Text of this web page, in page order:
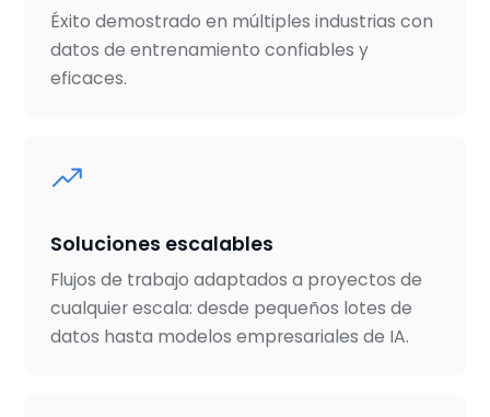
Éxito demostrado en múltiples industrias con
datos de entrenamiento confiables y
eficaces.
Soluciones escalables
Flujos de trabajo adaptados a proyectos de
cualquier escala: desde pequeños lotes de
datos hasta modelos empresariales de IA.